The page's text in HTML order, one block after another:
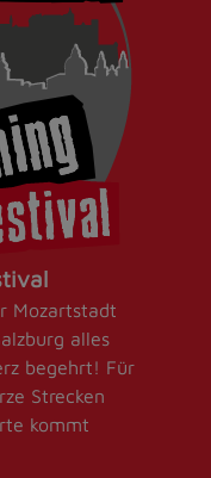
Mozartstadt
alles
begehrt! Für
Strecken
kommt